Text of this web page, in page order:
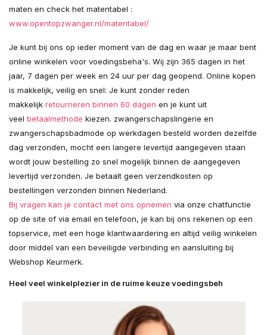
maten en check het matentabel :
www.opentopzwanger.nl/matentabel/
Je kunt bij ons op ieder moment van de dag en waar je maar bent
online winkelen voor voedingsbeha's. Wij zijn 365 dagen in het
jaar, 7 dagen per week en 24 uur per dag geopend. Online kopen
is makkelijk, veilig en snel: Je kunt zonder reden
makkelijk retourneren binnen 60 dagen en je kunt uit
veel betaalmethode kiezen. zwangerschapslingerie en
zwangerschapsbadmode op werkdagen besteld worden dezelfde
dag verzonden, mocht een langere levertijd aangegeven staan
wordt jouw bestelling zo snel mogelijk binnen de aangegeven
levertijd verzonden. Je betaalt geen verzendkosten op
bestellingen verzonden binnen Nederland.
Bij vragen kan je contact met ons opnemen via onze chatfunctie
op de site of via email en telefoon, je kan bij ons rekenen op een
topservice, met een hoge klantwaardering en altijd veilig winkelen
door middel van een beveiligde verbinding en aansluiting bij
Webshop Keurmerk.
Heel veel winkelplezier in de ruime keuze voedingsbeh